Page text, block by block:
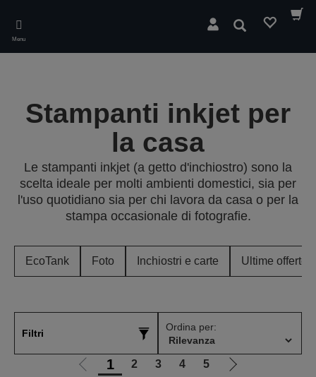
main
content
Menu
Cerca
Stampanti inkjet per
la casa
Le stampanti inkjet (a getto d'inchiostro) sono la
scelta ideale per molti ambienti domestici, sia per
l'uso quotidiano sia per chi lavora da casa o per la
stampa occasionale di fotografie.
EcoTank Foto Inchiostri e carte Ultime offerte
Filtri
Ordina per:
Vai
1 2 3 4 5
Vai